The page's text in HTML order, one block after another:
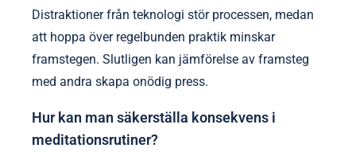
Distraktioner från teknologi stör processen, medan
att hoppa över regelbunden praktik minskar
framstegen. Slutligen kan jämförelse av framsteg
med andra skapa onödig press.
Hur kan man säkerställa konsekvens i
meditationsrutiner?